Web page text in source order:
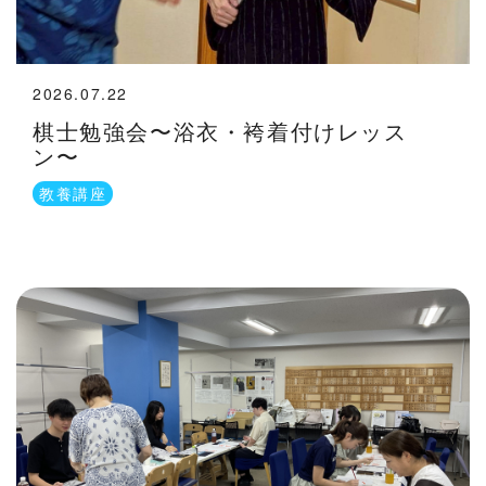
棋士勉強会〜浴衣・袴着付けレッス
ン〜
2026.07.22
教養講座